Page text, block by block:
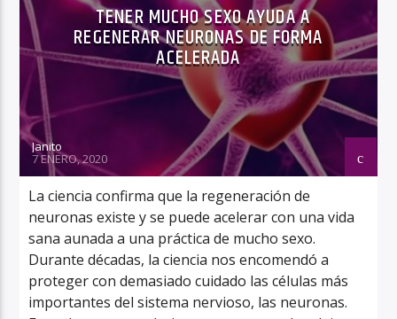
TENER MUCHO SEXO AYUDA A
REGENERAR NEURONAS DE FORMA
ACELERADA
Janito
7 ENERO, 2020
La ciencia confirma que la regeneración de
neuronas existe y se puede acelerar con una vida
sana aunada a una práctica de mucho sexo.
Durante décadas, la ciencia nos encomendó a
proteger con demasiado cuidado las células más
importantes del sistema nervioso, las neuronas.